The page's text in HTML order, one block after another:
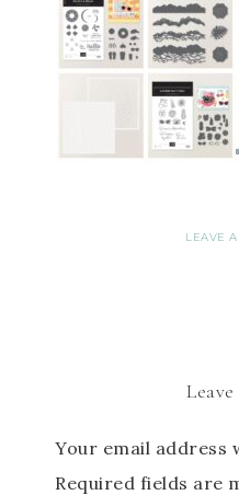
LEAVE
Your email address
Required fields are